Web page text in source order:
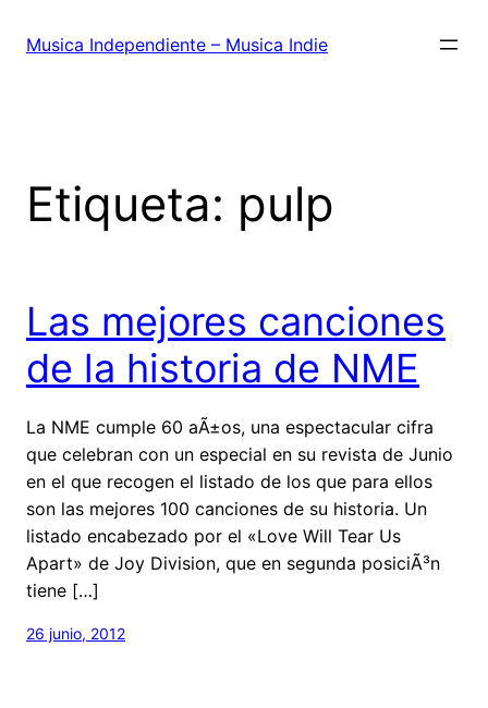
Musica Independiente – Musica Indie
Etiqueta: pulp
Las mejores canciones
de la historia de NME
La NME cumple 60 aÃ±os, una espectacular cifra
que celebran con un especial en su revista de Junio
en el que recogen el listado de los que para ellos
son las mejores 100 canciones de su historia. Un
listado encabezado por el «Love Will Tear Us
Apart» de Joy Division, que en segunda posiciÃ³n
tiene […]
26 junio, 2012